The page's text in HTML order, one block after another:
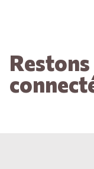
Restons